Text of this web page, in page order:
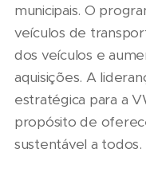
municipais. O
veículos de
dos veículos e
aquisições. A
estratégica para a
propósito de
sustentável a todos.